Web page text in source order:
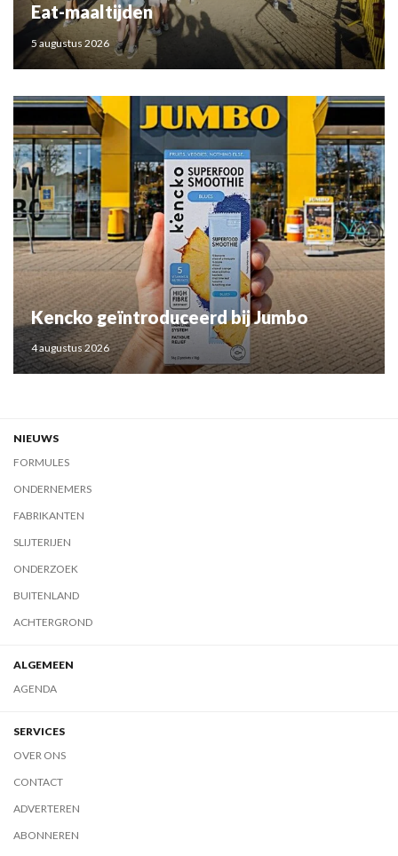
Eat-maaltijden
5 augustus 2026
Kencko geïntroduceerd bij Jumbo
4 augustus 2026
NIEUWS
FORMULES
ONDERNEMERS
FABRIKANTEN
SLIJTERIJEN
ONDERZOEK
BUITENLAND
ACHTERGROND
ALGEMEEN
AGENDA
SERVICES
OVER ONS
CONTACT
ADVERTEREN
ABONNEREN